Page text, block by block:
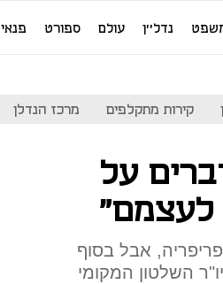
נדל''ן עולם ספורט פנאי
קירות מתקלפים מרכז הנדלן
על
לעצמם"
בפריפריה, אבל בסוף
השלטון המקומי